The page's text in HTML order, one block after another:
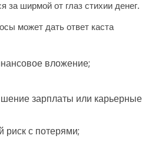
за ширмой от глаз стихии денег.
может дать ответ каста
вложение;
зарплаты или карьерные
риск с потерями;